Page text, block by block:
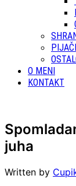
O MENI
KONTAKT
juha
Written by